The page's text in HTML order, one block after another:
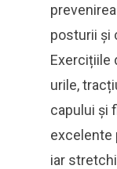
posturii și
Exercițiile
urile,
capului și
excelente
iar